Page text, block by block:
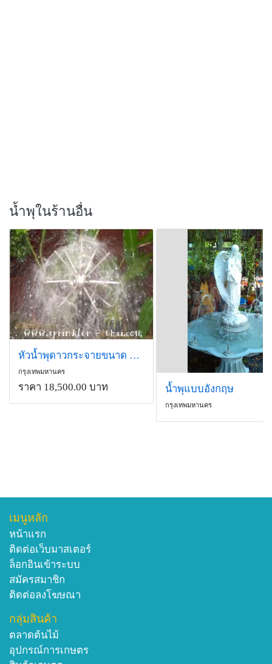
น้ำพุในร้านอื่น
หัวน้ำพุดาวกระจายขนาด 1.5 นิ้ว
กรุงเทพมหานคร
ราคา 18,500.00 บาท น้ำพุแบบอังกฤษ
กรุงเทพมหานคร
เมนูหลัก
หน้าแรก
ติดต่อเว็บมาสเตอร์
ล็อกอินเข้าระบบ
สมัครสมาชิก
ติดต่อลงโฆษณา
กลุ่มสินค้า
ตลาดต้นไม้
อุปกรณ์การเกษตร